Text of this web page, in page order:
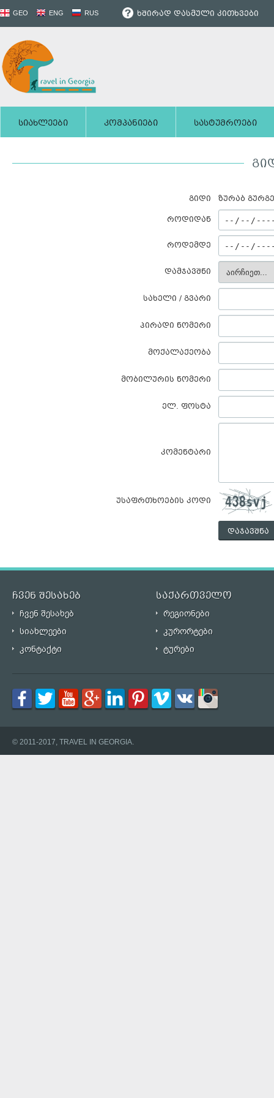
GEO ENG RUS ხშირად დასმული კითხვები
სიახლეები კომპანიები სასტუმროები
გიდი
ᲖᲣᲠᲐᲑ
როდიდან
როდემდე
დამჯავშნი
სახელი / გვარი
პირადი ნომერი
მოქალაქეობა
მობილურის ნომერი
ელ. ფოსტა
კომენტარი
უსაფრთხოების კოდი
დაჯავშნა
ჩვენ შესახებ საქართველო
ჩვენ შესახებ
რეგიონები
სიახლეები
კურორტები
კონტაქტი
ტურები
© 2011-2017, TRAVEL IN GEORGIA.